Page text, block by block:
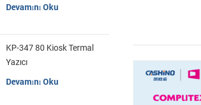
Devamını Oku
KP-347 80 Kiosk Termal
Yazıcı
Devamını Oku